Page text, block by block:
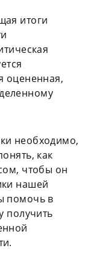
итоги
оцененная,
необходимо,
как
чтобы он
нашей
помочь в
получить